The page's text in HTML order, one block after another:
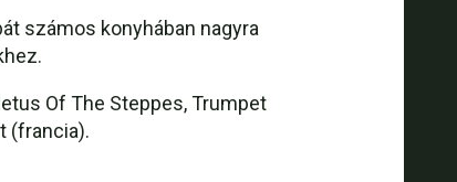
öntettel: Sült Pleurotus
(Paleo, gluténmentes)
számos konyhában nagyra
Of The Steppes, Trumpet
(francia).